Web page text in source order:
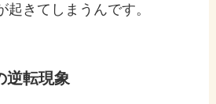
起きてしまうんです。
逆転現象